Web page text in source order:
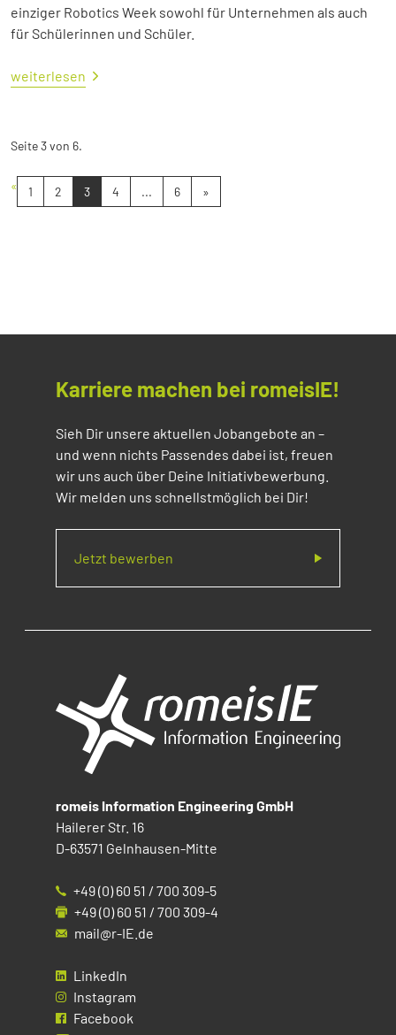
einziger Robotics Week sowohl für Unternehmen als auch
für Schülerinnen und Schüler.
weiterlesen
Seite 3 von 6.
« 1 2 3 4 ... 6 »
Karriere machen bei romeisIE!
Sieh Dir unsere aktuellen Jobangebote an –
und wenn nichts Passendes dabei ist, freuen
wir uns auch über Deine Initiativbewerbung.
Wir melden uns schnellstmöglich bei Dir!
Jetzt bewerben
romeis Information Engineering GmbH
Hailerer Str. 16
D-63571 Gelnhausen-Mitte
+49 (0) 60 51 / 700 309-5
+49 (0) 60 51 / 700 309-4
mail@r-IE.de
LinkedIn
Instagram
Facebook